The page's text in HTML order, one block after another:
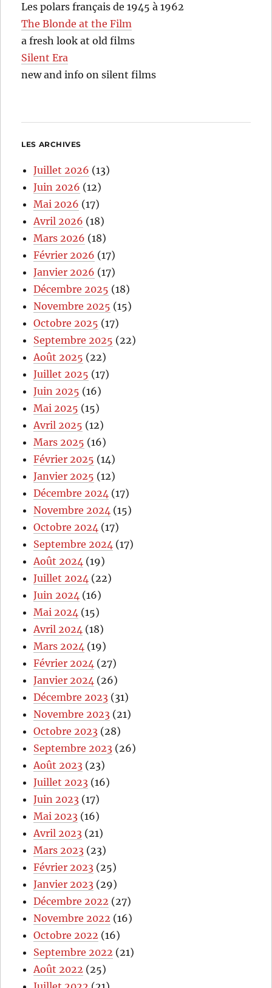
Les polars français de 1945 à 1962
The Blonde at the Film
a fresh look at old films
Silent Era
new and info on silent films
LES ARCHIVES
Juillet 2026 (13)
Juin 2026 (12)
Mai 2026 (17)
Avril 2026 (18)
Mars 2026 (18)
Février 2026 (17)
Janvier 2026 (17)
Décembre 2025 (18)
Novembre 2025 (15)
Octobre 2025 (17)
Septembre 2025 (22)
Août 2025 (22)
Juillet 2025 (17)
Juin 2025 (16)
Mai 2025 (15)
Avril 2025 (12)
Mars 2025 (16)
Février 2025 (14)
Janvier 2025 (12)
Décembre 2024 (17)
Novembre 2024 (15)
Octobre 2024 (17)
Septembre 2024 (17)
Août 2024 (19)
Juillet 2024 (22)
Juin 2024 (16)
Mai 2024 (15)
Avril 2024 (18)
Mars 2024 (19)
Février 2024 (27)
Janvier 2024 (26)
Décembre 2023 (31)
Novembre 2023 (21)
Octobre 2023 (28)
Septembre 2023 (26)
Août 2023 (23)
Juillet 2023 (16)
Juin 2023 (17)
Mai 2023 (16)
Avril 2023 (21)
Mars 2023 (23)
Février 2023 (25)
Janvier 2023 (29)
Décembre 2022 (27)
Novembre 2022 (16)
Octobre 2022 (16)
Septembre 2022 (21)
Août 2022 (25)